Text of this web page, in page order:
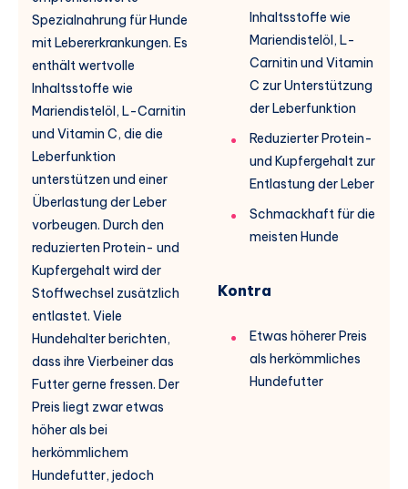
Spezialnahrung für Hunde
mit Lebererkrankungen. Es
enthält wertvolle
Inhaltsstoffe wie
Mariendistelöl, L-Carnitin
und Vitamin C, die die
Leberfunktion
unterstützen und einer
Überlastung der Leber
vorbeugen. Durch den
reduzierten Protein- und
Kupfergehalt wird der
Stoffwechsel zusätzlich
entlastet. Viele
Hundehalter berichten,
dass ihre Vierbeiner das
Futter gerne fressen. Der
Preis liegt zwar etwas
höher als bei
herkömmlichem
Hundefutter, jedoch
Inhaltsstoffe wie
Mariendistelöl, L-
Carnitin und Vitamin
C zur Unterstützung
der Leberfunktion
Reduzierter Protein-
und Kupfergehalt zur
Entlastung der Leber
Schmackhaft für die
meisten Hunde
Kontra
Etwas höherer Preis
als herkömmliches
Hundefutter